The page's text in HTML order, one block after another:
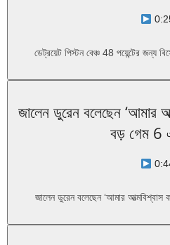
ডেট্রয়েট পিস্টন বেঞ্চ 48 পয়েন্টের জন্য
জালেন ডুরেন বলেছেন ‘আমার
বড় গেম 6
জালেন ডুরেন বলেছেন ‘আমার